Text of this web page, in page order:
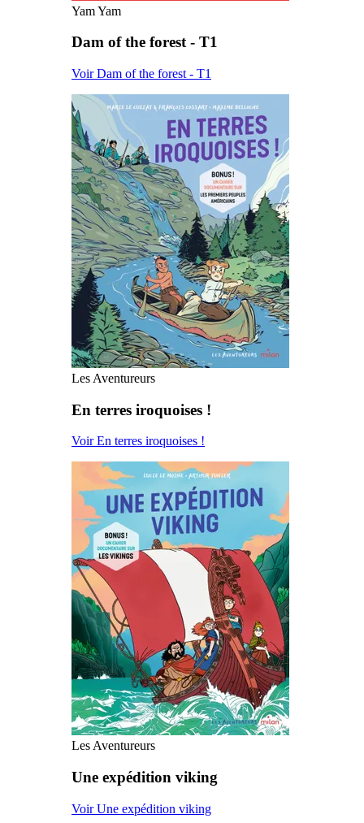
Yam Yam
Dam of the forest - T1
Voir Dam of the forest - T1
Les Aventureurs
En terres iroquoises !
Voir En terres iroquoises !
Les Aventureurs
Une expédition viking
Voir Une expédition viking